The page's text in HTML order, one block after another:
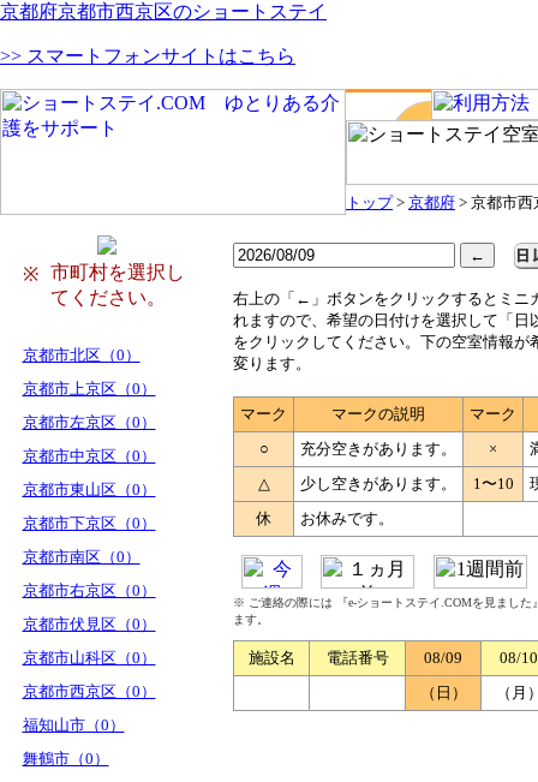
京都府京都市西京区のショートステイ
>> スマートフォンサイトはこちら
トップ> 京都府 > 京都市西
※
市町村を選択し
てください。
京都市北区（0）
京都市上京区（0）
京都市左京区（0）
京都市中京区（0）
京都市東山区（0）
京都市下京区（0）
京都市南区（0）
京都市右京区（0）
京都市伏見区（0）
京都市山科区（0）
京都市西京区（0）
福知山市（0）
舞鶴市（0）
右上の「←」ボタンをクリックするとミニ
れますので、希望の日付けを選択して「日
をクリックしてください。下の空室情報が
変ります。
マーク マークの説明
マーク
○
充分空きがあります。 ×
△
少し空きがあります。 1〜10
休
お休みです。
※ ご連絡の際には 『e-ショートステイ.COMを見まし
ます。
施設名 電話番号 08/09
08/10
（日）
（月